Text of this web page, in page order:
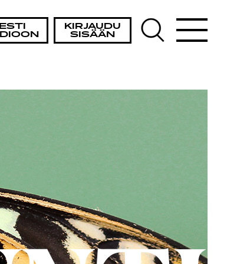
KIRJAUDU
SISÄÄN